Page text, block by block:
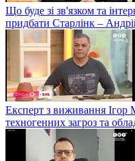
Що буде зі зв'язком та
придбати Старлінк –
Експерт з виживання Ігор
техногенних загроз та